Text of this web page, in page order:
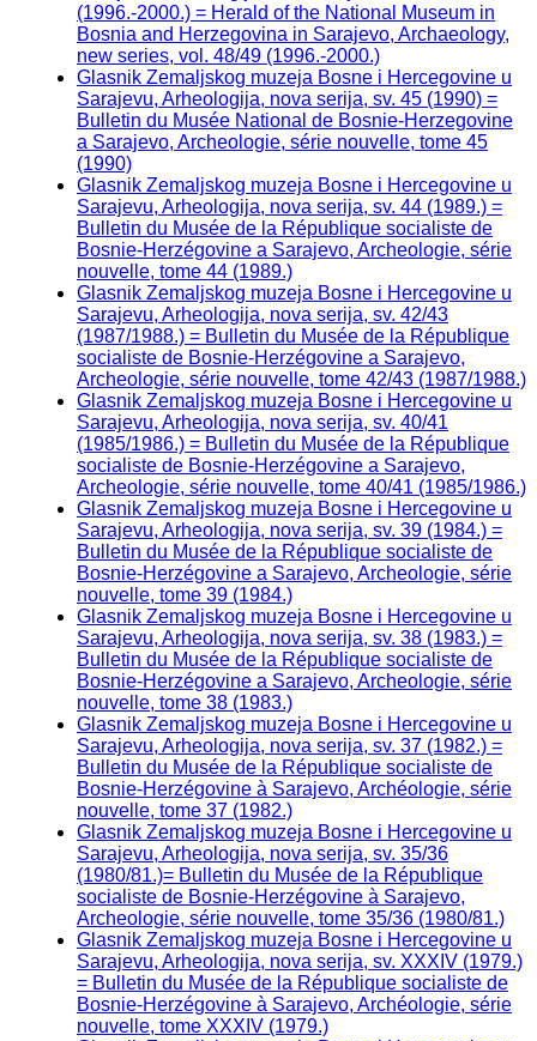
(1996.-2000.) = Herald of the National Museum in
Bosnia and Herzegovina in Sarajevo, Archaeology,
new series, vol. 48/49 (1996.-2000.)
Glasnik Zemaljskog muzeja Bosne i Hercegovine u
Sarajevu, Arheologija, nova serija, sv. 45 (1990) =
Bulletin du Musée National de Bosnie-Herzegovine
a Sarajevo, Archeologie, série nouvelle, tome 45
(1990)
Glasnik Zemaljskog muzeja Bosne i Hercegovine u
Sarajevu, Arheologija, nova serija, sv. 44 (1989.) =
Bulletin du Musée de la République socialiste de
Bosnie-Herzégovine a Sarajevo, Archeologie, série
nouvelle, tome 44 (1989.)
Glasnik Zemaljskog muzeja Bosne i Hercegovine u
Sarajevu, Arheologija, nova serija, sv. 42/43
(1987/1988.) = Bulletin du Musée de la République
socialiste de Bosnie-Herzégovine a Sarajevo,
Archeologie, série nouvelle, tome 42/43 (1987/1988.)
Glasnik Zemaljskog muzeja Bosne i Hercegovine u
Sarajevu, Arheologija, nova serija, sv. 40/41
(1985/1986.) = Bulletin du Musée de la République
socialiste de Bosnie-Herzégovine a Sarajevo,
Archeologie, série nouvelle, tome 40/41 (1985/1986.)
Glasnik Zemaljskog muzeja Bosne i Hercegovine u
Sarajevu, Arheologija, nova serija, sv. 39 (1984.) =
Bulletin du Musée de la République socialiste de
Bosnie-Herzégovine a Sarajevo, Archeologie, série
nouvelle, tome 39 (1984.)
Glasnik Zemaljskog muzeja Bosne i Hercegovine u
Sarajevu, Arheologija, nova serija, sv. 38 (1983.) =
Bulletin du Musée de la République socialiste de
Bosnie-Herzégovine a Sarajevo, Archeologie, série
nouvelle, tome 38 (1983.)
Glasnik Zemaljskog muzeja Bosne i Hercegovine u
Sarajevu, Arheologija, nova serija, sv. 37 (1982.) =
Bulletin du Musée de la République socialiste de
Bosnie-Herzégovine à Sarajevo, Archéologie, série
nouvelle, tome 37 (1982.)
Glasnik Zemaljskog muzeja Bosne i Hercegovine u
Sarajevu, Arheologija, nova serija, sv. 35/36
(1980/81.)= Bulletin du Musée de la République
socialiste de Bosnie-Herzégovine à Sarajevo,
Archeologie, série nouvelle, tome 35/36 (1980/81.)
Glasnik Zemaljskog muzeja Bosne i Hercegovine u
Sarajevu, Arheologija, nova serija, sv. XXXIV (1979.)
= Bulletin du Musée de la République socialiste de
Bosnie-Herzégovine à Sarajevo, Archéologie, série
nouvelle, tome XXXIV (1979.)